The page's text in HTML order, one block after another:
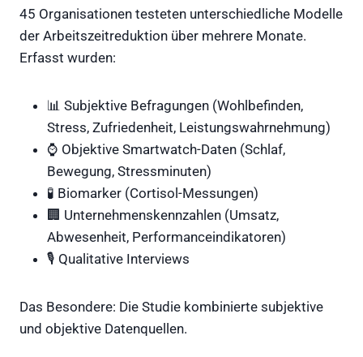
45 Organisationen testeten unterschiedliche Modelle
der Arbeitszeitreduktion über mehrere Monate.
Erfasst wurden:
📊 Subjektive Befragungen (Wohlbefinden,
Stress, Zufriedenheit, Leistungswahrnehmung)
⌚ Objektive Smartwatch-Daten (Schlaf,
Bewegung, Stressminuten)
🧪 Biomarker (Cortisol-Messungen)
🏢 Unternehmenskennzahlen (Umsatz,
Abwesenheit, Performanceindikatoren)
🎙 Qualitative Interviews
Das Besondere: Die Studie kombinierte subjektive
und objektive Datenquellen.